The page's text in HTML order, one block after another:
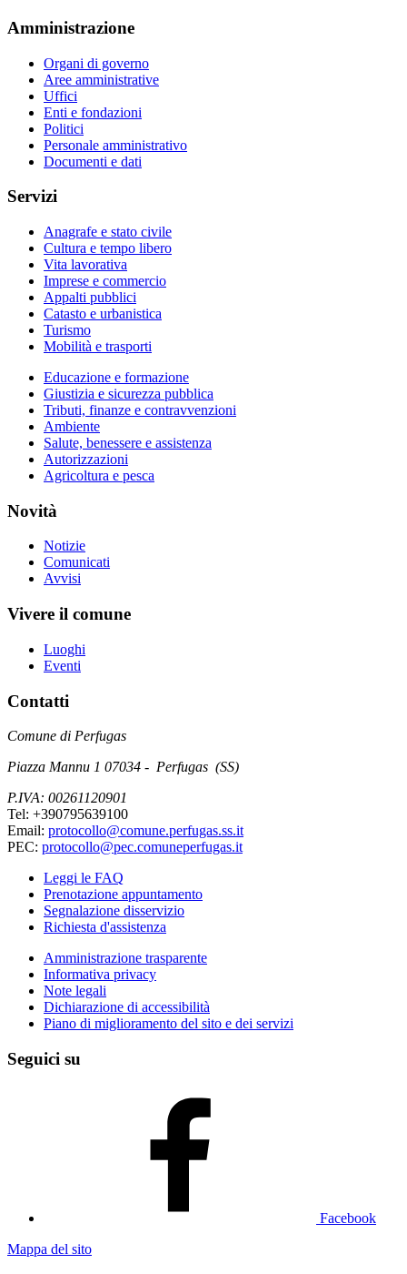
Amministrazione
Organi di governo
Aree amministrative
Uffici
Enti e fondazioni
Politici
Personale amministrativo
Documenti e dati
Servizi
Anagrafe e stato civile
Cultura e tempo libero
Vita lavorativa
Imprese e commercio
Appalti pubblici
Catasto e urbanistica
Turismo
Mobilità e trasporti
Educazione e formazione
Giustizia e sicurezza pubblica
Tributi, finanze e contravvenzioni
Ambiente
Salute, benessere e assistenza
Autorizzazioni
Agricoltura e pesca
Novità
Notizie
Comunicati
Avvisi
Vivere il comune
Luoghi
Eventi
Contatti
Comune di Perfugas
Piazza Mannu 1 07034 - Perfugas (SS)
P.IVA: 00261120901
Tel: +390795639100
Email: protocollo@comune.perfugas.ss.it
PEC: protocollo@pec.comuneperfugas.it
Leggi le FAQ
Prenotazione appuntamento
Segnalazione disservizio
Richiesta d'assistenza
Amministrazione trasparente
Informativa privacy
Note legali
Dichiarazione di accessibilità
Piano di miglioramento del sito e dei servizi
Seguici su
Facebook
Mappa del sito